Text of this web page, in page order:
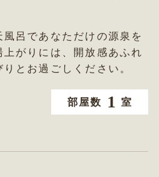
呂であなただけの源泉を
がりには、開放感あふれ
とお過ごしください。
部屋数 1 室